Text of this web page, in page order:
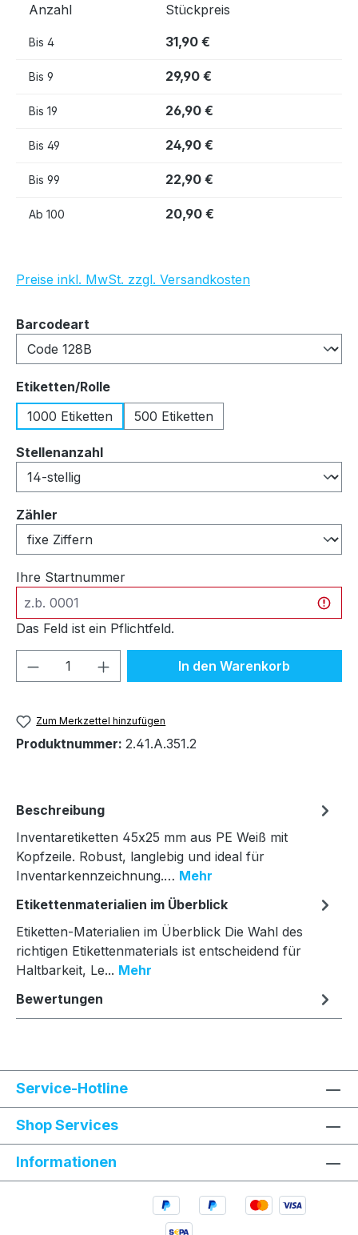
Anzahl Stückpreis
Bis 4 31,90 €
Bis 9 29,90 €
Bis 19 26,90 €
Bis 49 24,90 €
Bis 99 22,90 €
Ab 100 20,90 €
Preise inkl. MwSt. zzgl. Versandkosten
Barcodeart
Etiketten/Rolleauswählen
1000 Etiketten
500 Etiketten
Stellenanzahlauswählen
Zähler
Ihre Startnummer
Das Feld ist ein Pflichtfeld.
Produkt Anzahl: Gib denIn den Warenkorb
Zum Merkzettel hinzufügen
Produktnummer: 2.41.A.351.2
Beschreibung
Inventaretiketten 45x25 mm aus PE Weiß mit
Kopfzeile. Robust, langlebig und ideal für
Inventarkennzeichnung.… Mehr
Etikettenmaterialien im Überblick
Etiketten-Materialien im Überblick Die Wahl des
richtigen Etikettenmaterials ist entscheidend für
Haltbarkeit, Le... Mehr
Bewertungen
Service-Hotline
Shop Services
Informationen